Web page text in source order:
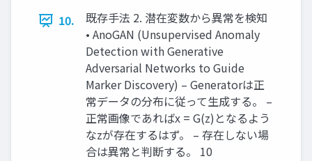
10.
既存手法 2. 潜在変数から異常を検知
• AnoGAN (Unsupervised Anomaly
Detection with Generative
Adversarial Networks to Guide
Marker Discovery) – Generatorは正
常データの分布に従って生成する。 –
正常画像であればx = G(z)となるよう
なzが存在するはず。 – 存在しない場
合は異常と判断する。 10